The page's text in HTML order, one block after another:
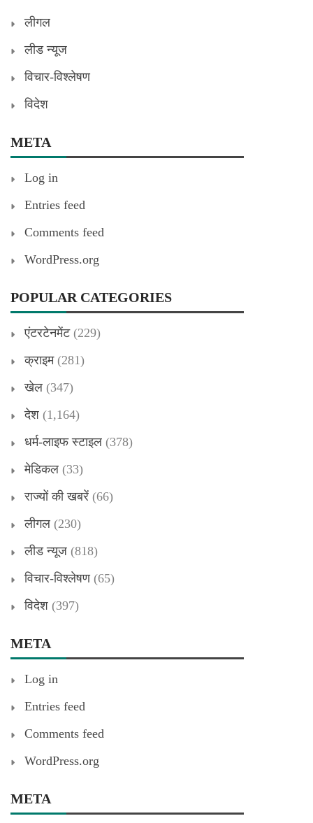
लीगल
लीड न्यूज
विचार-विश्लेषण
विदेश
META
Log in
Entries feed
Comments feed
WordPress.org
POPULAR CATEGORIES
एंटरटेनमेंट(229)
क्राइम(281)
खेल (347)
देश (1,164)
धर्म-लाइफ स्टाइल (378)
मेडिकल (33)
राज्यों की खबरें (66)
लीगल (230)
लीड न्यूज (818)
विचार-विश्लेषण(65)
विदेश (397)
META
Log in
Entries feed
Comments feed
WordPress.org
META